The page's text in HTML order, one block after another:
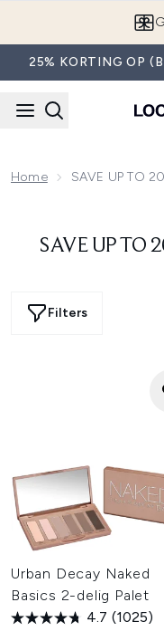
25% KORTING OP
Home SAVE UP TO
SAVE UP TO
Filters
Urban Decay Naked
Basics 2-delig Palet
4.7 (1025)